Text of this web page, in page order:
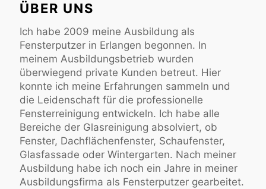
ÜBER UNS
Ich habe 2009 meine Ausbildung als
Fensterputzer in Erlangen begonnen. In
meinem Ausbildungsbetrieb wurden
überwiegend private Kunden betreut. Hier
konnte ich meine Erfahrungen sammeln und
die Leidenschaft für die professionelle
Fensterreinigung entwickeln. Ich habe alle
Bereiche der Glasreinigung absolviert, ob
Fenster, Dachflächenfenster, Schaufenster,
Glasfassade oder Wintergarten. Nach meiner
Ausbildung habe ich noch ein Jahre in meiner
Ausbildungsfirma als Fensterputzer gearbeitet.